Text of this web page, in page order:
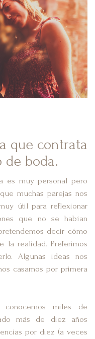
que contrata
boda.
es muy personal pero
muchas parejas nos
útil para reflexionar
que no se habían
decir cómo
la realidad. Preferimos
Algunas ideas nos
casamos por primera
conocemos miles de
más de diez años
por diez (a veces